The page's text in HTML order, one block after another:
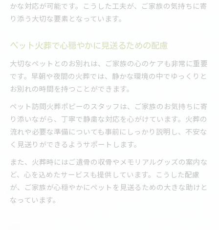
かな対応が可能です。こうした工夫が、ご家族の気持ちに寄
り添う大切な要素となっています。
ペット火葬で心穏やかに見送るための配慮
大切なペットとのお別れは、ご家族の心のケアも非常に重要
です。早朝や夜間の火葬では、静かな環境の中でゆっくりと
お別れの時間を持つことができます。
ペット訪問火葬ポピーのスタッフは、ご家族のお気持ちに寄
り添いながら、丁寧で静粛な対応を心がけています。火葬の
流れや必要な準備についても事前にしっかり説明し、不安な
く見送りができるようサポートします。
また、火葬時にはご遺骨の収骨やメモリアルグッズの案内な
ど、心を込めたサービスも提供しています。こうした配慮
が、ご家族が心穏やかにペットを見送るための大きな助けと
なっています。